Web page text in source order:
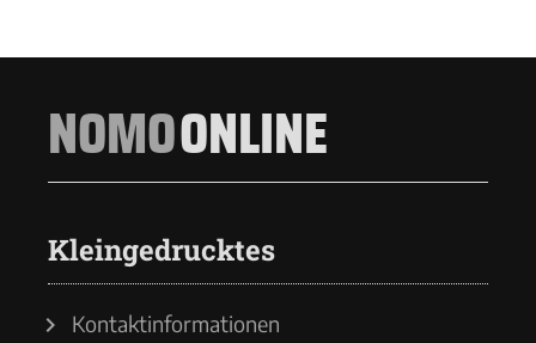
NOMOONLINE
Kleingedrucktes
Kontaktinformationen